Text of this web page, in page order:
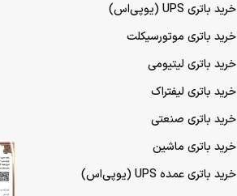
خرید باتری UPS (یو‌پی‌اس)
خرید باتری موتورسیکلت
خرید باتری لیتیومی
خرید باتری لیفتراک
خرید باتری صنعتی
خرید باتری ماشین
خرید باتری عمده UPS (یو‌پی‌اس)